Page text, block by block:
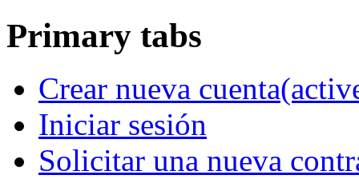
Primary tabs
Crear nueva cuenta
Iniciar sesión
Solicitar una nueva